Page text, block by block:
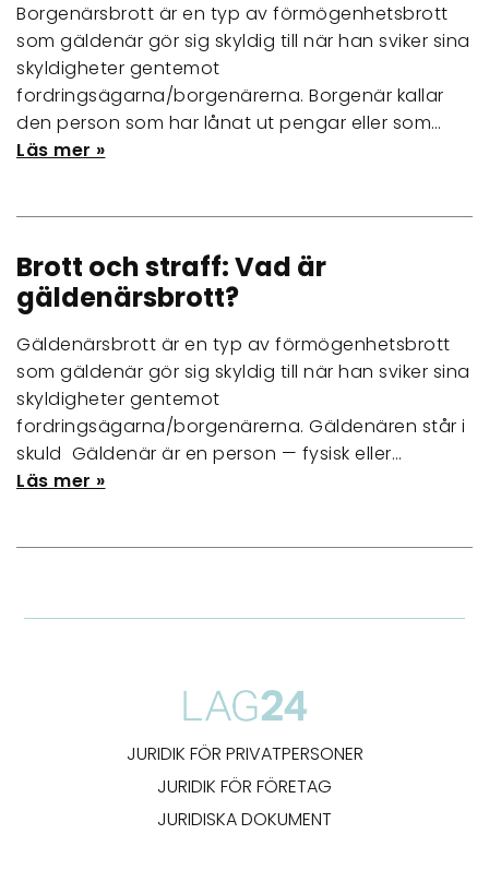
Borgenärsbrott är en typ av förmögenhetsbrott
som gäldenär gör sig skyldig till när han sviker sina
skyldigheter gentemot
fordringsägarna/borgenärerna. Borgenär kallar
den person som har lånat ut pengar eller som…
Läs mer »
Brott och straff: Vad är
gäldenärsbrott?
Gäldenärsbrott är en typ av förmögenhetsbrott
som gäldenär gör sig skyldig till när han sviker sina
skyldigheter gentemot
fordringsägarna/borgenärerna. Gäldenären står i
skuld Gäldenär är en person — fysisk eller…
Läs mer »
JURIDIK FÖR PRIVATPERSONER
JURIDIK FÖR FÖRETAG
JURIDISKA DOKUMENT